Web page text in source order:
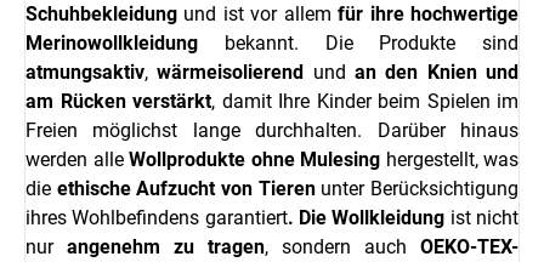
Schuhbekleidung und ist vor allemfür ihre hochwertige
Merinowollkleidung bekannt. Die Produkte sind
atmungsaktiv,wärmeisolierend undan den Knien und
am Rücken verstärkt, damit Ihre Kinder beim Spielen im
Freien möglichst lange durchhalten. Darüber hinaus
werden alle Wollprodukte ohne Mulesing hergestellt, was
die ethische Aufzucht von Tieren unter Berücksichtigung
ihres Wohlbefindens garantiert. Die Wollkleidung ist nicht
nur angenehm zu tragen, sondern auch OEKO-TEX-